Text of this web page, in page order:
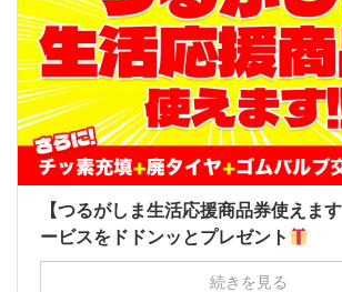
【つるがしま生活応援商品券使えま
ービスをドドンッとプレゼント
続きを見る